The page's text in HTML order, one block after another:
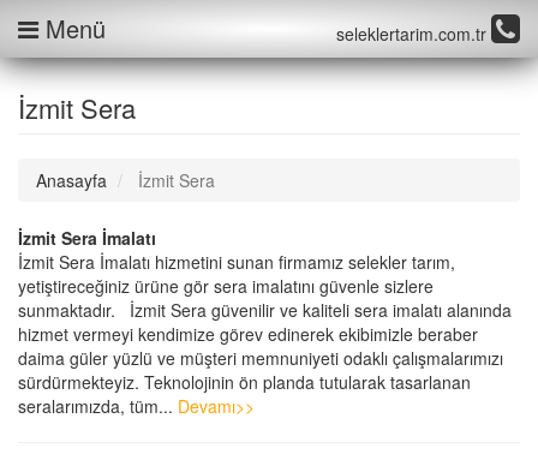
seleklertarim.com.tr
Menü
İzmit Sera
Anasayfa İzmit Sera
İzmit Sera İmalatı
İzmit Sera İmalatı hizmetini sunan firmamız selekler tarım,
yetiştireceğiniz ürüne gör sera imalatını güvenle sizlere
sunmaktadır. İzmit Sera güvenilir ve kaliteli sera imalatı alanında
hizmet vermeyi kendimize görev edinerek ekibimizle beraber
daima güler yüzlü ve müşteri memnuniyeti odaklı çalışmalarımızı
sürdürmekteyiz. Teknolojinin ön planda tutularak tasarlanan
seralarımızda, tüm... Devamı>>